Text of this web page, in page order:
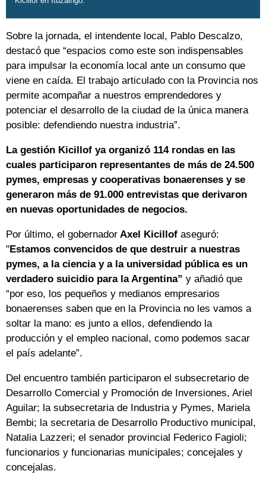
Sobre la jornada, el intendente local, Pablo Descalzo,
destacó que “espacios como este son indispensables
para impulsar la economía local ante un consumo que
viene en caída. El trabajo articulado con la Provincia nos
permite acompañar a nuestros emprendedores y
potenciar el desarrollo de la ciudad de la única manera
posible: defendiendo nuestra industria”.
La gestión Kicillof ya organizó 114 rondas en las
cuales participaron representantes de más de 24.500
pymes, empresas y cooperativas bonaerenses y se
generaron más de 91.000 entrevistas que derivaron
en nuevas oportunidades de negocios.
Por último, el gobernador Axel Kicillof aseguró:
"Estamos convencidos de que destruir a nuestras
pymes, a la ciencia y a la universidad pública es un
verdadero suicidio para la Argentina” y añadió que
“por eso, los pequeños y medianos empresarios
bonaerenses saben que en la Provincia no les vamos a
soltar la mano: es junto a ellos, defendiendo la
producción y el empleo nacional, como podemos sacar
el país adelante”.
Del encuentro también participaron el subsecretario de
Desarrollo Comercial y Promoción de Inversiones, Ariel
Aguilar; la subsecretaria de Industria y Pymes, Mariela
Bembi; la secretaria de Desarrollo Productivo municipal,
Natalia Lazzeri; el senador provincial Federico Fagioli;
funcionarios y funcionarias municipales; concejales y
concejalas.